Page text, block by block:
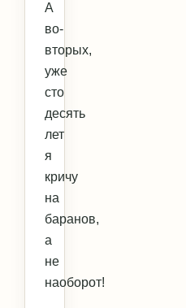
А
во-
вторых,
уже
сто
десять
лет
я
кричу
на
баранов,
а
не
наоборот!